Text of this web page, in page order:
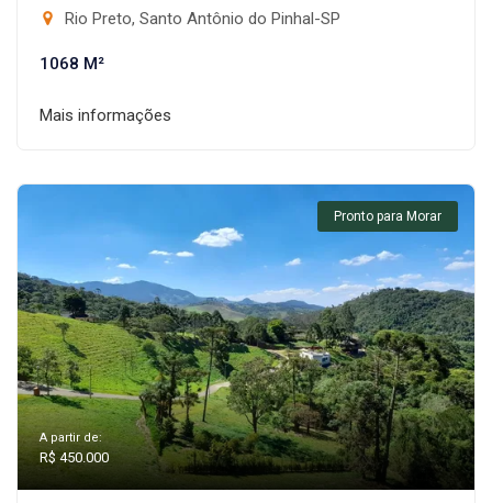
Rio Preto, Santo Antônio do Pinhal-SP
1068 M²
Mais informações
Pronto para Morar
A partir de:
R$ 450.000